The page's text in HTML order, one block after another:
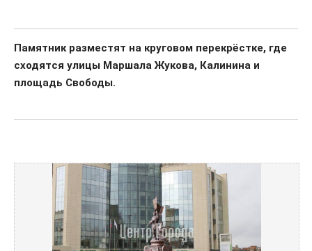
Памятник разместят на круговом перекрёстке, где
сходятся улицы Маршала Жукова, Калинина и
площадь Свободы.